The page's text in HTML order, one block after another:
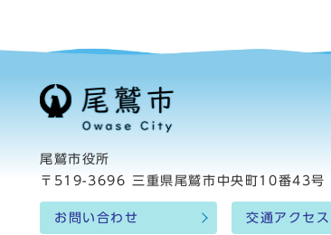
尾鷲市役所
〒519-3696 三重県尾鷲市中央町10番43号
お問い合わせ 交通アクセス